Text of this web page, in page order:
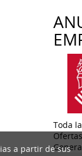
Toda
a partir de sus